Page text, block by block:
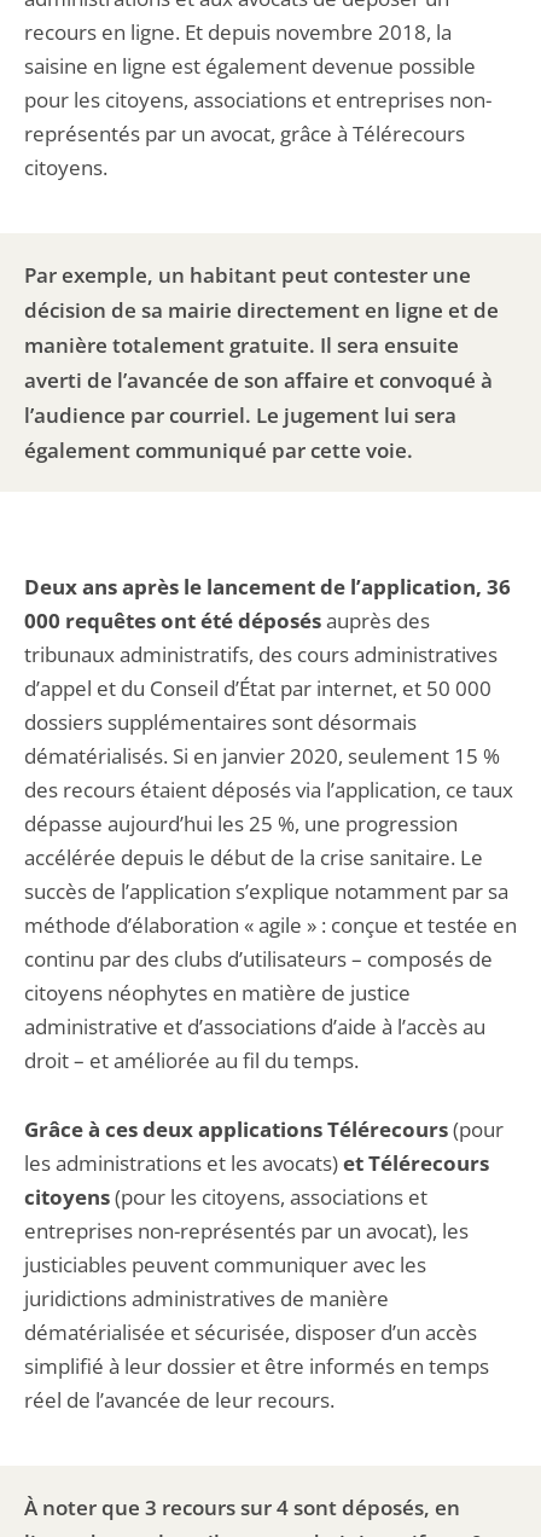
recours en ligne. Et depuis novembre 2018, la
saisine en ligne est également devenue possible
pour les citoyens, associations et entreprises non-
représentés par un avocat, grâce à Télérecours
citoyens.
Par exemple, un habitant peut contester une
décision de sa mairie directement en ligne et de
manière totalement gratuite. Il sera ensuite
averti de l’avancée de son affaire et convoqué à
l’audience par courriel. Le jugement lui sera
également communiqué par cette voie.
Deux ans après le lancement de l’application, 36
000 requêtes ont été déposésauprès des
tribunaux administratifs, des cours administratives
d’appel et du Conseil d’État par internet, et 50 000
dossiers supplémentaires sont désormais
dématérialisés. Si en janvier 2020, seulement 15 %
des recours étaient déposés via l’application, ce taux
dépasse aujourd’hui les 25 %, une progression
accélérée depuis le début de la crise sanitaire. Le
succès de l’application s’explique notamment par sa
méthode d’élaboration « agile » : conçue et testée en
continu par des clubs d’utilisateurs – composés de
citoyens néophytes en matière de justice
administrative et d’associations d’aide à l’accès au
droit – et améliorée au fil du temps.
Grâce à ces deux applications Télérecours(pour
les administrations et les avocats)et Télérecours
citoyens(pour les citoyens, associations et
entreprises non-représentés par un avocat), les
justiciables peuvent communiquer avec les
juridictions administratives de manière
dématérialisée et sécurisée, disposer d’un accès
simplifié à leur dossier et être informés en temps
réel de l’avancée de leur recours.
À noter que 3 recours sur 4 sont déposés, en